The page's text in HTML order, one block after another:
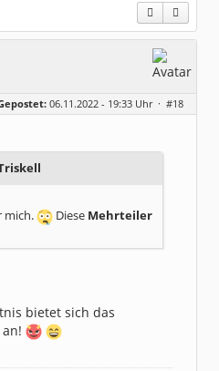
06.11.2022 - 19:33 Uhr · #18
mich. Diese Mehrteiler
bietet sich das